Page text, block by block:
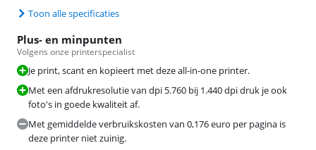
Toon alle specificaties
Plus- en minpunten
Volgens onze printerspecialist
Je print, scant en kopieert met deze all-in-one printer.
Met een afdrukresolutie van dpi 5.760 bij 1.440 dpi druk je ook
foto's in goede kwaliteit af.
Met gemiddelde verbruikskosten van 0,176 euro per pagina is
deze printer niet zuinig.